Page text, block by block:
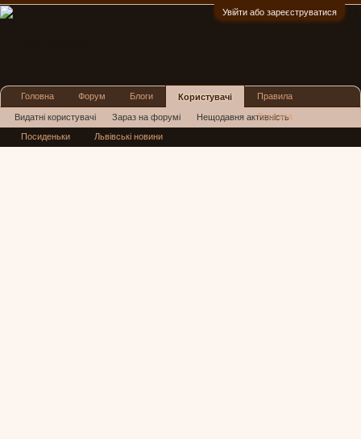
Увійти або зареєструватися
Головна Форум Блоги Користувачі
Видатні користувачі Зараз на форумі Нещодавня активність
Нові повідомлення профілю
Правила
Реклама
Посиденьки Львівські новини